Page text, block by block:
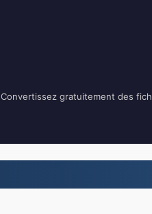
Convertissez gratuitement des